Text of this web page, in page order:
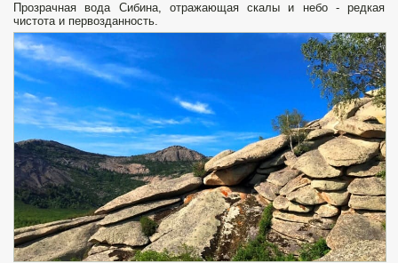
Прозрачная вода Сибина, отражающая скалы и небо - редкая
чистота и первозданность.